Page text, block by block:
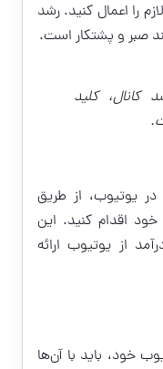
را اعمال کنید. رشد
صبر و پشتکار است.
کانال، کلید
یوتیوب، از طریق
اقدام کنید. این
از یوتیوب ارائه
خود، باید با آن‌ها